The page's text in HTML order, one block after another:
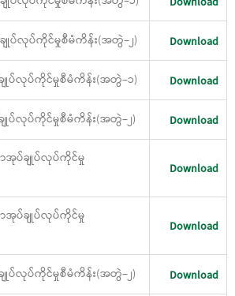
ပ်လုပ်ကိုင်မှုစီမံကိန်း(အတွဲ−၂) Download
ပ်လုပ်ကိုင်မှုစီမံကိန်း(အတွဲ−၁) Download
ပ်လုပ်ကိုင်မှုစီမံကိန်း(အတွဲ−၂) Download
အုပ်ချုပ်လုပ်ကိုင်မှု
Download
အုပ်ချုပ်လုပ်ကိုင်မှု
Download
ပ်လုပ်ကိုင်မှုစီမံကိန်း(အတွဲ−၂) Download